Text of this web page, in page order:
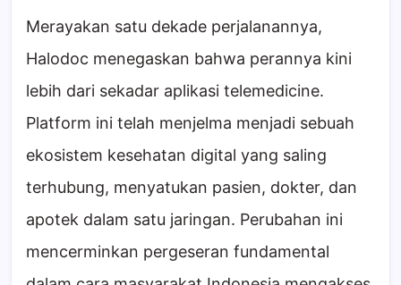
Merayakan satu dekade perjalanannya,
Halodoc menegaskan bahwa perannya kini
lebih dari sekadar aplikasi telemedicine.
Platform ini telah menjelma menjadi sebuah
ekosistem kesehatan digital yang saling
terhubung, menyatukan pasien, dokter, dan
apotek dalam satu jaringan. Perubahan ini
mencerminkan pergeseran fundamental